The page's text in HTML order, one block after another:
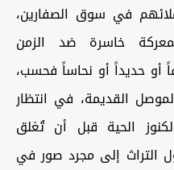
في سوق الصفارين،
خاسرة ضد الزمن
أو حديداً أو نحاساً فحسب،
القديمة، في انتظار
الحية قبل أن تُغلق
التراث إلى مجرد صور في